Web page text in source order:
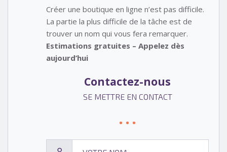
Créer une boutique en ligne n’est pas difficile.
La partie la plus difficile de la tâche est de
trouver un nom qui vous fera remarquer.
Estimations gratuites – Appelez dès
aujourd’hui
Contactez-nous
SE METTRE EN CONTACT